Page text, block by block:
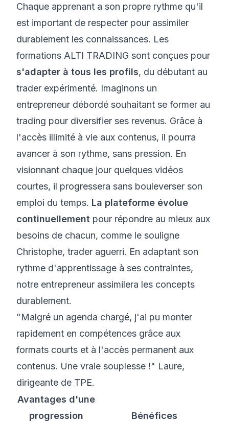
Chaque apprenant a son propre rythme qu'il
est important de respecter pour assimiler
durablement les connaissances. Les
formations ALTI TRADING sont conçues pour
s'adapter à tous les profils, du débutant au
trader expérimenté. Imaginons un
entrepreneur débordé souhaitant se former au
trading pour diversifier ses revenus. Grâce à
l'accès illimité à vie aux contenus, il pourra
avancer à son rythme, sans pression. En
visionnant chaque jour quelques vidéos
courtes, il progressera sans bouleverser son
emploi du temps. La plateforme évolue
continuellement pour répondre au mieux aux
besoins de chacun, comme le souligne
Christophe, trader aguerri. En adaptant son
rythme d'apprentissage à ses contraintes,
notre entrepreneur assimilera les concepts
durablement.
"Malgré un agenda chargé, j'ai pu monter
rapidement en compétences grâce aux
formats courts et à l'accès permanent aux
contenus. Une vraie souplesse !" Laure,
dirigeante de TPE.
Avantages d'une
progression
Bénéfices